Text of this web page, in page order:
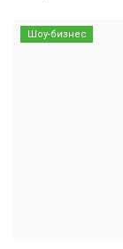
Шоу-бизнес